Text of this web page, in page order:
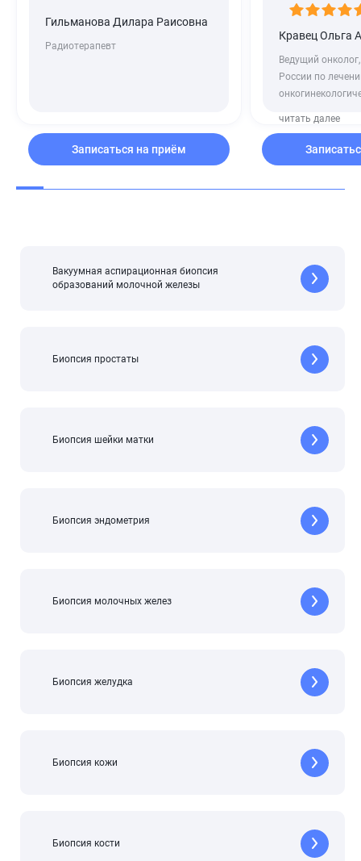
Гильманова Дилара Раисовна
Радиотерапевт
Записаться на приём
Кравец Ольга
Ведущий
России по
читать далее
Вакуумная аспирационная биопсия
образований молочной железы
Биопсия простаты
Биопсия шейки матки
Биопсия эндометрия
Биопсия молочных желез
Биопсия желудка
Биопсия кожи
Биопсия кости